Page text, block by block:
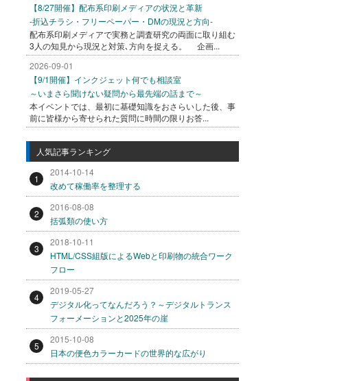
【8/27開催】配布系印刷メディアの状況と革新
-折込チラシ・フリーペーパー・DMの現況と方向-
配布系印刷メディアで実務と調査研究の両面に取り組む
3人の知見から現況と対策､方向を捉える。 企画...
2026-09-01
【9/1開催】インクジェット何でも相談室
～いまさら聞けない疑問から最先端の話まで～
本イベントでは、最初に基礎知識をおさらいした後、事
前に皆様から寄せられた質問に時間の限りお答...
人気記事ランキング
1
2014-10-14
改めて稼働率を整理する
2
2016-08-08
括弧類の使い方
3
2018-10-11
HTML/CSS組版によるWebと印刷物の統合ワーク
フロー
4
2019-05-27
デジタル化ってなんだろう？～デジタルトランス
フォーメーションと2025年の崖
5
2015-10-08
日本の便色カラーカードの世界的な広がり